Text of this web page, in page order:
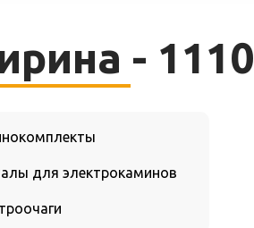
- 1110
для электрокаминов